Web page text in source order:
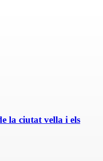
la ciutat vella i els